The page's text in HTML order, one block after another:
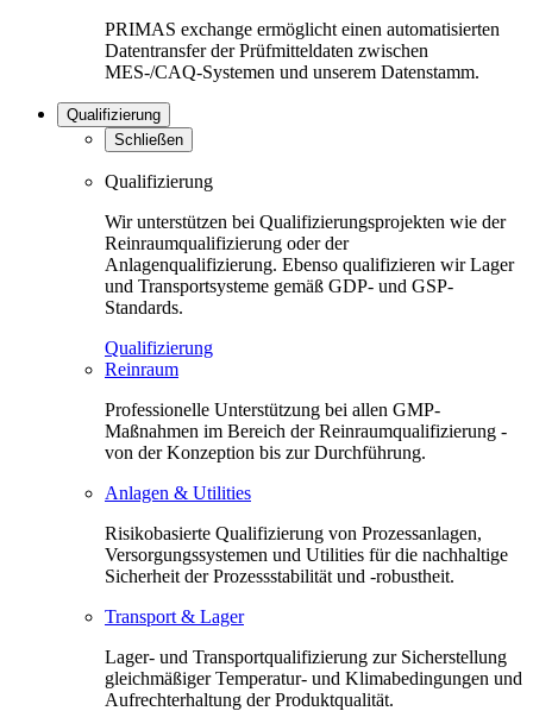
PRIMAS exchange ermöglicht einen automatisierten
Datentransfer der Prüfmitteldaten zwischen
MES-/CAQ-Systemen und unserem Datenstamm.
Qualifizierung
Schließen
Qualifizierung
Wir unterstützen bei Qualifizierungsprojekten wie der
Reinraumqualifizierung oder der
Anlagenqualifizierung. Ebenso qualifizieren wir Lager
und Transportsysteme gemäß GDP- und GSP-
Standards.
Qualifizierung
Reinraum
Professionelle Unterstützung bei allen GMP-
Maßnahmen im Bereich der Reinraumqualifizierung -
von der Konzeption bis zur Durchführung.
Anlagen & Utilities
Risikobasierte Qualifizierung von Prozessanlagen,
Versorgungssystemen und Utilities für die nachhaltige
Sicherheit der Prozessstabilität und -robustheit.
Transport & Lager
Lager- und Transportqualifizierung zur Sicherstellung
gleichmäßiger Temperatur- und Klimabedingungen und
Aufrechterhaltung der Produktqualität.